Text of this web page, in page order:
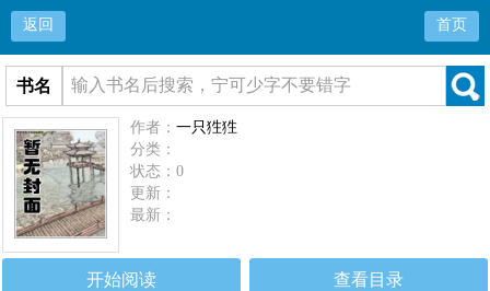
返回 首页
书名
作者：一只狌狌
分类：
状态：0
更新：
最新：
开始阅读 查看目录